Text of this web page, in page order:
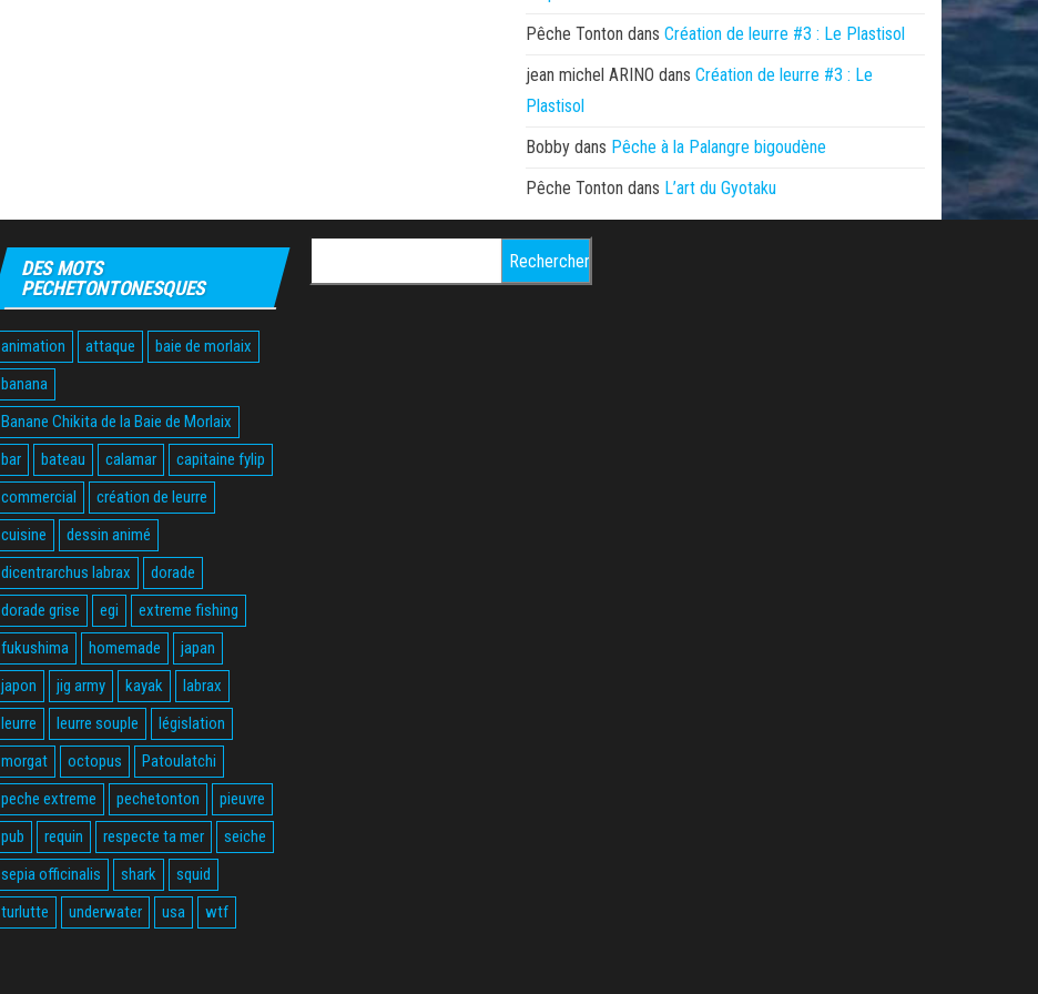
Pêche Tonton dans Création de leurre #3 : Le Plastisol
jean michel ARINO dans Création de leurre #3 : Le
Plastisol
Bobby dans Pêche à la Palangre bigoudène
Pêche Tonton dans L’art du Gyotaku
DES MOTS
PECHETONTONESQUES
animation attaque
baie de morlaix
banana
Banane Chikita de la Baie de Morlaix
bar
bateau calamar
capitaine fylip
commercial
création de leurre
cuisine
dessin animé
dicentrarchus labrax
dorade
dorade grise
egi
extreme fishing
fukushima
homemade
japan
japon
jig army kayak
labrax
leurre
leurre souple
législation
morgat
octopus
Patoulatchi
peche extreme
pechetonton
pieuvre
pub
requin respecte ta mer
seiche
sepia officinalis
shark
squid
turlutte
underwater usa wtf